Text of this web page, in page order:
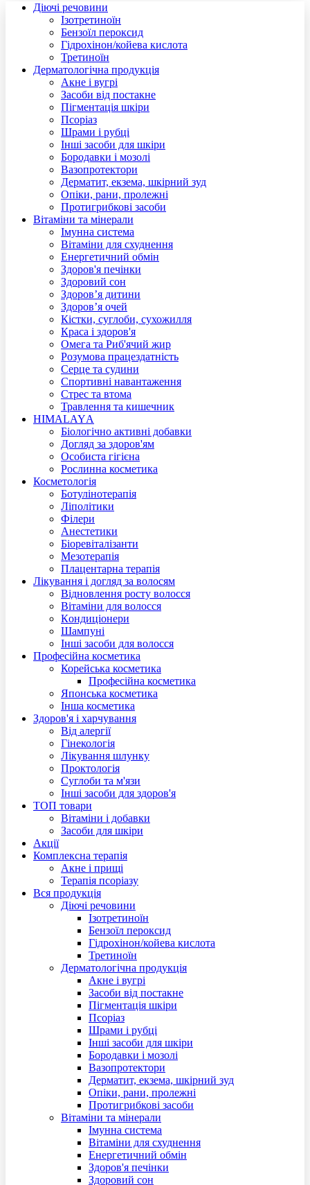
Діючі речовини
Ізотретиноїн
Бензоїл пероксид
Гідрохінон/койева кислота
Третиноїн
Дерматологічна продукція
Акне і вугрі
Засоби від постакне
Пігментація шкіри
Псоріаз
Шрами і рубці
Інші засоби для шкіри
Бородавки і мозолі
Вазопротектори
Дерматит, екзема, шкірний зуд
Опіки, рани, пролежні
Протигрибкові засоби
Вітаміни та мінерали
Імунна система
Вітаміни для схуднення
Енергетичний обмін
Здоров'я печінки
Здоровий сон
Здоров’я дитини
Здоров’я очей
Кістки, суглоби, сухожилля
Краса і здоров'я
Омега та Риб'ячий жир
Розумова працездатність
Серце та судини
Спортивні навантаження
Стрес та втома
Травлення та кишечник
HIMALAYА
Біологічно активні добавки
Догляд за здоров'ям
Особистa гігієна
Рoслинна косметика
Косметологія
Ботулінотерапія
Ліполітики
Філери
Анестетики
Біоревіталізанти
Мезотерапія
Плацентарна терапія
Лікування і догляд за волосям
Відновлення росту волосся
Вітаміни для волосся
Кoндиціонери
Шампуні
Інші засоби для волосся
Професійна косметика
Корейська косметика
Професійна косметика
Японська косметика
Інша косметика
Здоров'я і харчування
Від алергії
Гінекологія
Лікування шлунку
Проктологія
Суглоби та м'язи
Інші засоби для здоров'я
ТОП товари
Вітаміни і добавки
Засоби для шкіри
Акцiї
Комплексна терапія
Акне і прищі
Терапія псоріазу
Вся продукція
Діючі речовини
Ізотретиноїн
Бензоїл пероксид
Гідрохінон/койева кислота
Третиноїн
Дерматологічна продукція
Акне і вугрі
Засоби від постакне
Пігментація шкіри
Псоріаз
Шрами і рубці
Інші засоби для шкіри
Бородавки і мозолі
Вазопротектори
Дерматит, екзема, шкірний зуд
Опіки, рани, пролежні
Протигрибкові засоби
Вітаміни та мінерали
Імунна система
Вітаміни для схуднення
Енергетичний обмін
Здоров'я печінки
Здоровий сон